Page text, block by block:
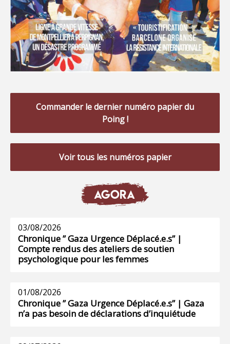
Commander le dernier numéro papier du
Poing !
Voir tous les numéros papier
AGORA
03/08/2026
Chronique ” Gaza Urgence Déplacé.e.s” |
Compte rendus des ateliers de soutien
psychologique pour les femmes
01/08/2026
Chronique ” Gaza Urgence Déplacé.e.s” | Gaza
n’a pas besoin de déclarations d’inquiétude